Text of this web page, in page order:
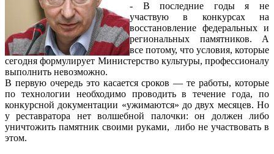
- В последние годы я не
участвую в конкурсах на
восстановление федеральных и
региональных памятников. А
все потому, что условия, которые
сегодня формулирует Министерство культуры, профессионалу
выполнить невозможно.
В первую очередь это касается сроков — те работы, которые
по технологии необходимо проводить в течение года, по
конкурсной документации «ужимаются» до двух месяцев. Но
у реставратора нет волшебной палочки: он должен либо
уничтожить памятник своими руками, либо не участвовать в
этом.